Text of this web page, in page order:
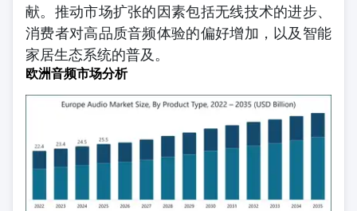
献。推动市场扩张的因素包括无线技术的进步、
消费者对高品质音频体验的偏好增加，以及智能
家居生态系统的普及。
欧洲音频市场分析